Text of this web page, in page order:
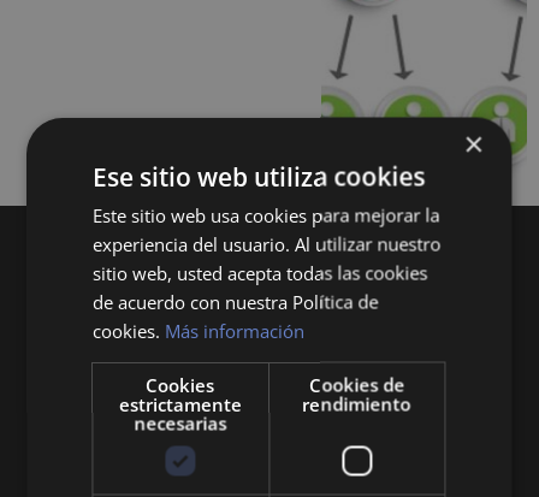
Queremos mantenerte al día en temas de
economía, finanzas, negocios, derecho, historia
y curiosidades sobre todo lo relacionado con la
economía y empresa.
×
Ese sitio web utiliza cookies
Este sitio web usa cookies para mejorar la
experiencia del usuario. Al utilizar nuestro
sitio web, usted acepta todas las cookies
de acuerdo con nuestra Política de
cookies. Más información
Cookies
estrictamente
necesarias
Cookies de
rendimiento